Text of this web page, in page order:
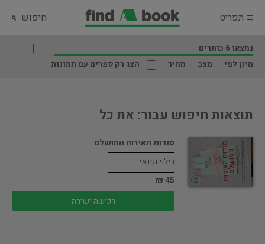
תפריט חיפוש
נמצאו 6 כותרים
מיון לפי
מצב מחיר הצג רק ספרים עם תמונות
תוצאות חיפוש עבור: את כל
סודות האירוח המושלם
בילוי ופנאי
45 ₪
רכישה ישירה